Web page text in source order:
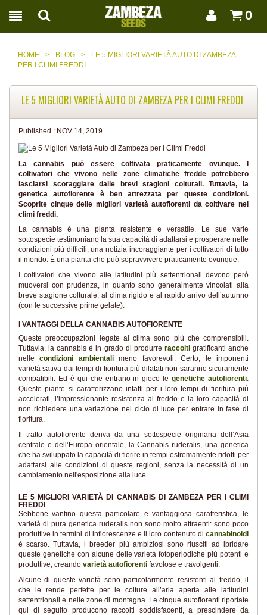
0
HOME > BLOG >
LE 5 MIGLIORI VARIETÀ AUTO DI ZAMBEZA
PER I CLIMI FREDDI
LE 5 MIGLIORI VARIETÀ AUTO DI ZAMBEZA PER I CLIMI FREDDI
Published : NOV 14, 2019
La cannabis può essere coltivata praticamente ovunque. I
coltivatori che vivono nelle zone climatiche fredde potrebbero
lasciarsi scoraggiare dalle brevi stagioni colturali. Tuttavia, la
genetica autofiorente è ben attrezzata per queste condizioni.
Scoprite cinque delle migliori varietà autofiorenti da coltivare nei
climi freddi.
La cannabis è una pianta resistente e versatile. Le sue varie
sottospecie testimoniano la sua capacità di adattarsi e prosperare nelle
condizioni più difficili, una notizia incoraggiante per i coltivatori di tutto
il mondo. È una pianta che può sopravvivere praticamente ovunque.
I coltivatori che vivono alle latitudini più settentrionali devono però
muoversi con prudenza, in quanto sono generalmente vincolati alla
breve stagione colturale, al clima rigido e al rapido arrivo dell’autunno
(con le successive prime gelate).
I VANTAGGI DELLA CANNABIS AUTOFIORENTE
Queste preoccupazioni legate al clima sono più che comprensibili.
Tuttavia, la cannabis è in grado di produrre raccolti gratificanti anche
nellecondizioni ambientalimeno favorevoli. Certo, le imponenti
varietà sativa dai tempi di fioritura più dilatati non saranno sicuramente
compatibili. Ed è qui che entrano in gioco legenetiche autofiorenti.
Queste piante si caratterizzano infatti per i loro tempi di fioritura più
accelerati, l’impressionante resistenza al freddo e la loro capacità di
non richiedere una variazione nel ciclo di luce per entrare in fase di
fioritura.
Il tratto autofiorente deriva da una sottospecie originaria dell’Asia
centrale e dell’Europa orientale, laCannabis ruderalis , una genetica
che ha sviluppato la capacità di fiorire in tempi estremamente ridotti per
adattarsi alle condizioni di queste regioni, senza la necessità di un
cambiamento nell'esposizione alla luce.
LE 5 MIGLIORI VARIETÀ DI CANNABIS DI ZAMBEZA PER I CLIMI
FREDDI
Sebbene vantino questa particolare e vantaggiosa caratteristica, le
varietà di pura genetica ruderalis non sono molto attraenti: sono poco
produttive in termini di infiorescenze e il loro contenuto di cannabinoidi
è scarso. Tuttavia, i breeder più ambiziosi sono riusciti ad ibridare
queste genetiche con alcune delle varietà fotoperiodiche più potenti e
produttive, creando varietà autofiorenti favolose e travolgenti.
Alcune di queste varietà sono particolarmente resistenti al freddo, il
che le rende perfette per le colture all’aria aperta alle latitudini
settentrionali e nelle zone di montagna. Le cinque autofiorenti riportate
qui di seguito producono raccolti soddisfacenti, a prescindere da